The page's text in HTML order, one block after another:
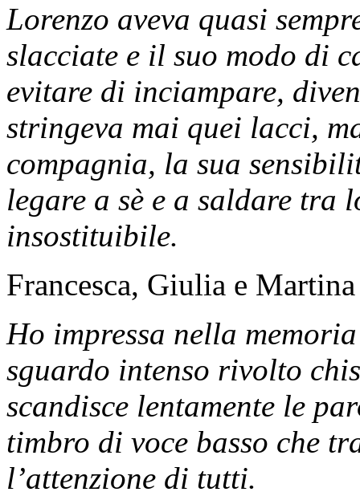
Lorenzo aveva quasi
slacciate e il suo modo di
evitare di inciampare,
stringeva mai quei lacci,
compagnia, la sua
legare a sè e a saldare tra
insostituibile.
Francesca, Giulia e Martina
Ho impressa nella
sguardo intenso rivolto
scandisce lentamente le
timbro di voce basso che
l’attenzione di tutti.